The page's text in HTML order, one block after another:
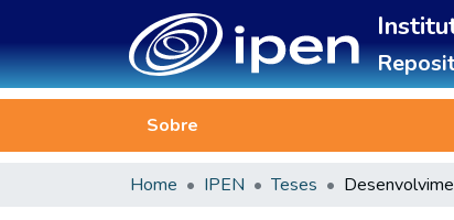
Sobre
Home IPEN Teses